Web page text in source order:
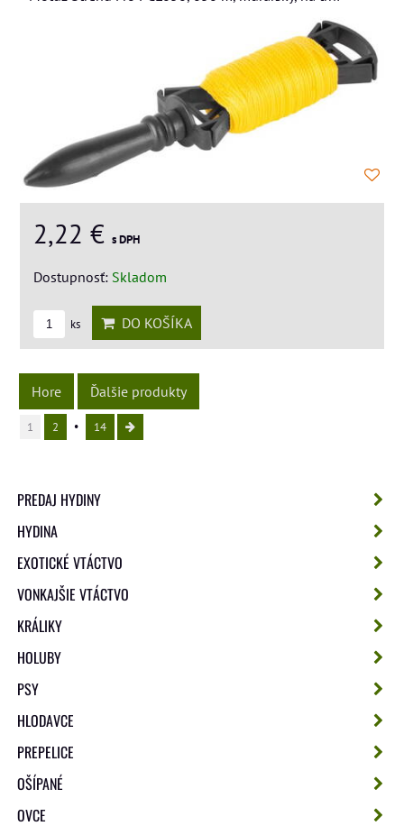
2,22 € s DPH
Dostupnosť: Skladom
ks DO KOŠÍKA
Hore Ďalšie produkty
1 2 14
PREDAJ HYDINY
HYDINA
EXOTICKÉ VTÁCTVO
VONKAJŠIE VTÁCTVO
KRÁLIKY
HOLUBY
PSY
HLODAVCE
PREPELICE
OŠÍPANÉ
OVCE